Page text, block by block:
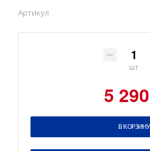
Артикул
шт
5
В КОРЗИНУ